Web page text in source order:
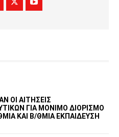
ΟΙ ΑΙΤΉΣΕΙΣ
ΓΙΑ ΜΌΝΙΜΟ ΔΙΟΡΙΣΜΌ
ΚΑΙ Β/ΘΜΙΑ ΕΚΠΑΊΔΕΥΣΗ